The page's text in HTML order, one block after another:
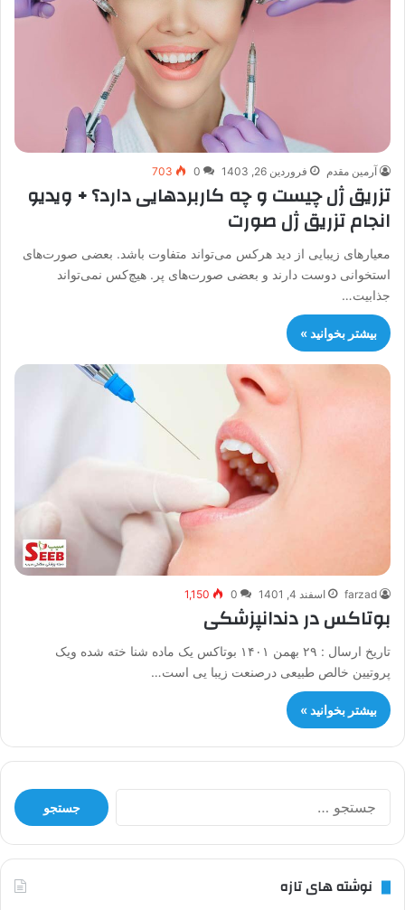
آرمین مقدم فروردین 26, 1403 0
703
تزریق ژل چیست و چه کاربردهایی دارد؟ + ویدیو
انجام تزریق ژل صورت
معیارهای زیبایی از دید هرکس می‌تواند متفاوت باشد. بعضی صورت‌های
استخوانی دوست دارند و بعضی صورت‌های پر. هیچ‌کس نمی‌تواند
جذابیت…
بیشتر بخوانید »
farzad اسفند 4, 1401 0
1,150
بوتاکس در دندانپزشکی
تاریخ ارسال : ۲۹ بهمن ۱۴۰۱ بوتاکس یک ماده شنا خته شده ویک
پروتیین خالص طبیعی درصنعت زیبا یی است…
بیشتر بخوانید »
جستجو
برای:
نوشته های تازه